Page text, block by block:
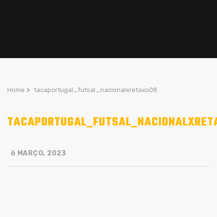
Home > tacaportugal_futsal_nacionalxretaxo08
6 MARÇO, 2023